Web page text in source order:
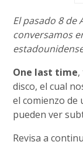
El pasado 8 de
conversamos
One last time
disco, el cual
el comienzo de
pueden ver
Revisa a